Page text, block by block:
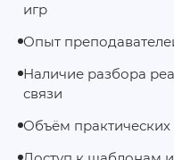
игр
Опыт
Наличие разбора
связи
Объём